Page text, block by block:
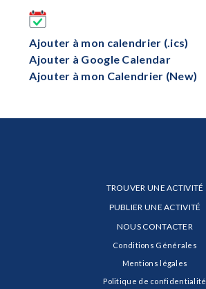
Ajouter à mon calendrier (.ics)
Ajouter à Google Calendar
Ajouter à mon Calendrier (New)
TROUVER UNE ACTIVITÉ
PUBLIER UNE ACTIVITÉ
NOUS CONTACTER
Conditions Générales
Mentions légales
Politique de confidentialité